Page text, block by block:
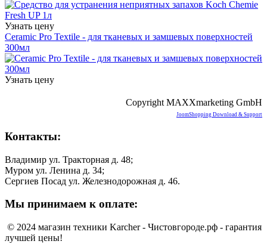
Узнать цену
Ceramic Pro Textile - для тканевых и замшевых поверхностей
300мл
Узнать цену
Copyright MAXXmarketing GmbH
JoomShopping Download & Support
Контакты:
Владимир ул. Тракторная д. 48;
Муром ул. Ленина д. 34;
Сергиев Посад ул. Железнодорожная д. 46.
Мы принимаем к оплате:
© 2024 магазин техники Karcher - Чистовгороде.рф - гарантия
лучшей цены!